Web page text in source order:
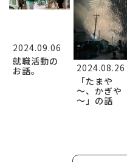
2024.09.06
就職活動の
お話。
2024.08.26
「たまや
～、かぎや
～」の話